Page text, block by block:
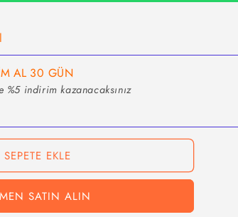
AL 30 GÜN
%5 indirim kazanacaksınız
SEPETE EKLE
SATIN ALIN